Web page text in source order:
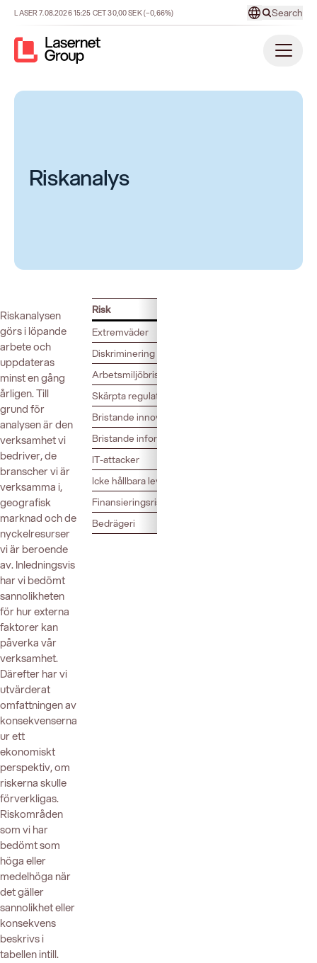
LASER7.08.202615:25 CET30,00SEK(−0,66%) Search
Riskanalys
Riskanalysen
görs i löpande
arbete och
uppdateras
minst en gång
årligen. Till
grund för
analysen är den
verksamhet vi
bedriver, de
branscher vi är
verksamma i,
geografisk
marknad och de
nyckelresurser
vi är beroende
av. Inledningsvis
har vi bedömt
sannolikheten
för hur externa
faktorer kan
påverka vår
verksamhet.
Därefter har vi
utvärderat
omfattningen av
konsekvenserna
ur ett
ekonomiskt
perspektiv, om
riskerna skulle
förverkligas.
Riskområden
som vi har
bedömt som
höga eller
medelhöga när
det gäller
sannolikhet eller
konsekvens
beskrivs i
tabellen intill.
Risk
Extremväder
Diskriminering av medarbetare
Arbetsmiljöbrister
Skärpta regulatoriska/legala krav kopplat till
Bristande innovations-/anpassningsförmåga
Bristande informationssäkerhet
IT-attacker
Icke hållbara leverantörer
Finansieringsrisker
Bedrägeri